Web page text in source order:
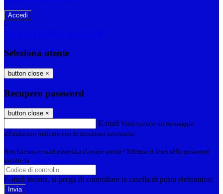
-
Entra con SPID
Entra con CIE
Seleziona utente
button close ×
Recupero password
button close ×
E-mail Verrà inviato un messaggio
all'indirizzo indicato con le istruzioni necessarie.
Non hai una e-mail associata al nome utente? Effettua il reset della password
tramite la Login Spaggiari
E-mail inviata, si prega di controllare la casella di posta elettronica!